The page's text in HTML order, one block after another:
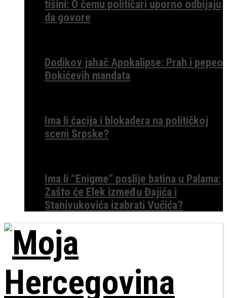
tišini: O čemu političari uporno odbijaju
da govore
Dodikov jahač Apokalipse: Prah i pepeo
Đokićevih mandata
Ima li ćacija i blokadera na političkoj
sceni Srpske?
Ima li “Enigme” poslije batina u Palama:
Zašto će Elek između Đajića i
Stanivukovića izabrati Vučića?